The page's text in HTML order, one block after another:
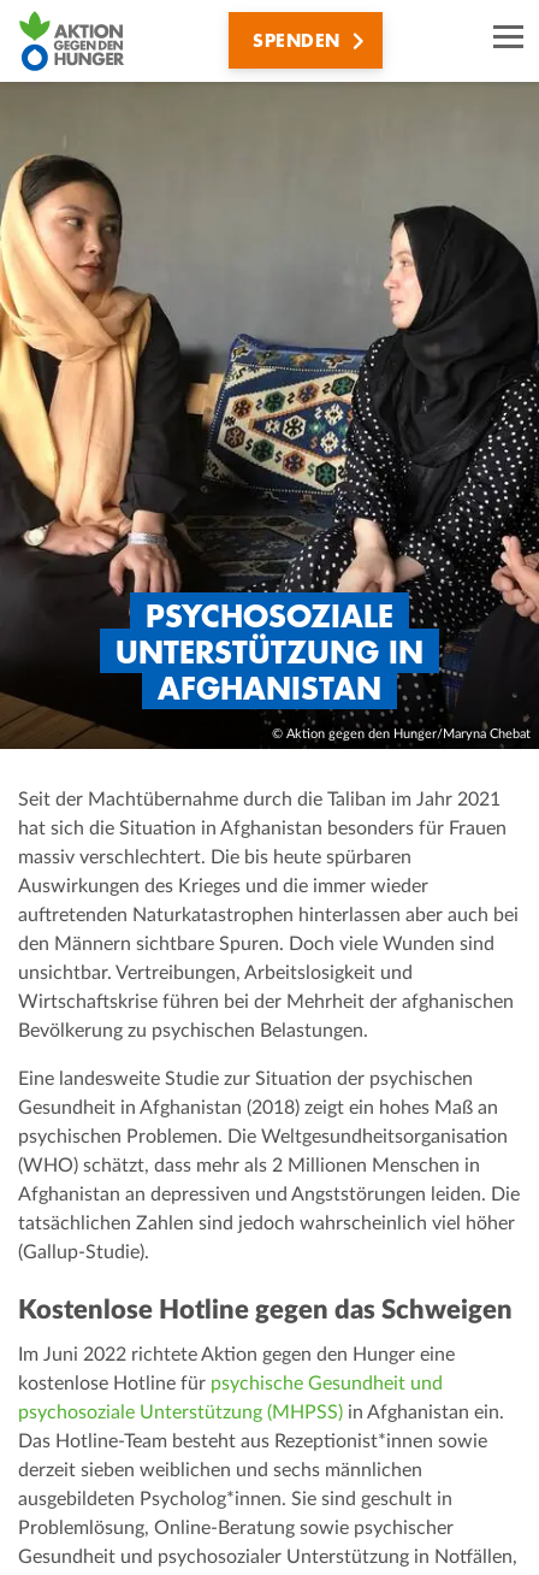
Direkt
zum
Inhalt
SPENDEN
PSYCHOSOZIALE
UNTERSTÜTZUNG IN
AFGHANISTAN
© Aktion gegen den Hunger/Maryna Chebat
Seit der Machtübernahme durch die Taliban im Jahr 2021
hat sich die Situation in Afghanistan besonders für Frauen
massiv verschlechtert. Die bis heute spürbaren
Auswirkungen des Krieges und die immer wieder
auftretenden Naturkatastrophen hinterlassen aber auch bei
den Männern sichtbare Spuren. Doch viele Wunden sind
unsichtbar. Vertreibungen, Arbeitslosigkeit und
Wirtschaftskrise führen bei der Mehrheit der afghanischen
Bevölkerung zu psychischen Belastungen.
Eine landesweite Studie zur Situation der psychischen
Gesundheit in Afghanistan (2018) zeigt ein hohes Maß an
psychischen Problemen. Die Weltgesundheitsorganisation
(WHO) schätzt, dass mehr als 2 Millionen Menschen in
Afghanistan an depressiven und Angststörungen leiden. Die
tatsächlichen Zahlen sind jedoch wahrscheinlich viel höher
(Gallup-Studie).
Kostenlose Hotline gegen das Schweigen
Im Juni 2022 richtete Aktion gegen den Hunger eine
kostenlose Hotline für psychische Gesundheit und
psychosoziale Unterstützung (MHPSS) in Afghanistan ein.
Das Hotline-Team besteht aus Rezeptionist*innen sowie
derzeit sieben weiblichen und sechs männlichen
ausgebildeten Psycholog*innen. Sie sind geschult in
Problemlösung, Online-Beratung sowie psychischer
Gesundheit und psychosozialer Unterstützung in Notfällen,